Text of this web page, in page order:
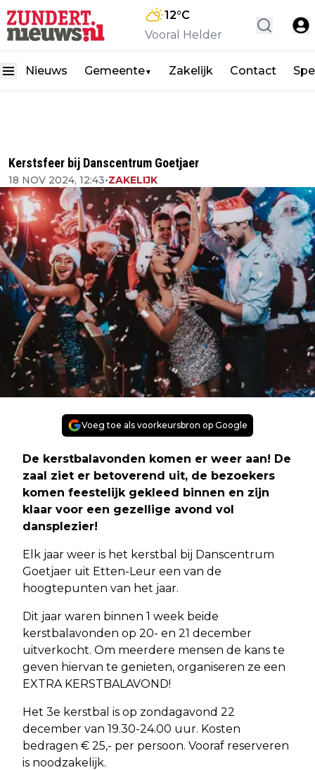
12°C
Vooral Helder
Nieuws Gemeente▼ Zakelijk Contact
Kerstsfeer bij Danscentrum Goetjaer
18 NOV 2024, 12:43•ZAKELIJK
Voeg toe als voorkeursbron op Google
De kerstbalavonden komen er weer aan! De
zaal ziet er betoverend uit, de bezoekers
komen feestelijk gekleed binnen en zijn
klaar voor een gezellige avond vol
dansplezier!
Elk jaar weer is het kerstbal bij Danscentrum
Goetjaer uit Etten-Leur een van de
hoogtepunten van het jaar.
Dit jaar waren binnen 1 week beide
kerstbalavonden op 20- en 21 december
uitverkocht. Om meerdere mensen de kans te
geven hiervan te genieten, organiseren ze een
EXTRA KERSTBALAVOND!
Het 3e kerstbal is op zondagavond 22
december van 19.30-24.00 uur. Kosten
bedragen € 25,- per persoon. Vooraf reserveren
is noodzakelijk.